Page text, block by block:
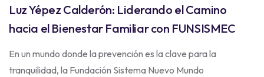
Luz Yépez Calderón: Liderando el Camino
hacia el Bienestar Familiar con FUNSISMEC
En un mundo donde la prevención es la clave para la
tranquilidad, la Fundación Sistema Nuevo Mundo